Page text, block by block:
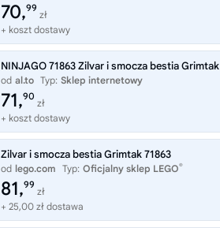
70,99
zł
+ koszt dostawy
NINJAGO 71863 Zilvar i smocza bestia Grimtak
od al.to Typ: Sklep internetowy
71,90
zł
+ koszt dostawy
Zilvar i smocza bestia Grimtak 71863
od lego.com Typ: Oficjalny sklep LEGO®
81,99
zł
+ 25,00 zł dostawa